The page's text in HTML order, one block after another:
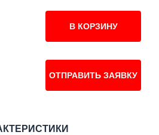
В КОРЗИНУ
ОТПРАВИТЬ ЗАЯВКУ